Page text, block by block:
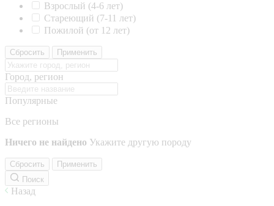
Взрослый (4-6 лет)
Стареющий (7-11 лет)
Пожилой (от 12 лет)
Сбросить Применить
Город, регион
Популярные
Все регионы
Ничего не найдено Укажите другую породу
Сбросить
Применить
Поиск
Назад